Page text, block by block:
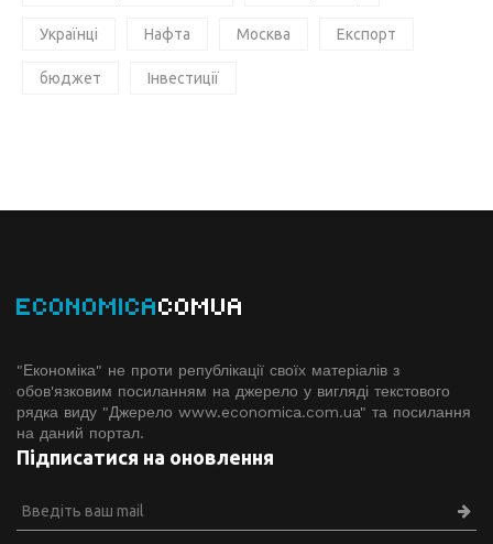
Українці Нафта Москва Експорт
бюджет Інвестиції
ECONOMICACOMUA
"Економіка" не проти републікації своїх матеріалів з
обов'язковим посиланням на джерело у вигляді текстового
рядка виду "Джерело www.economiсa.com.ua" та посилання
на даний портал.
Підписатися на оновлення